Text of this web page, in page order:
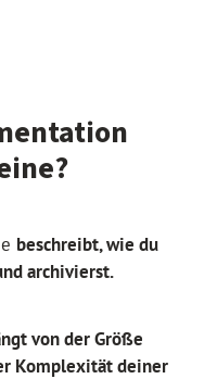
beschreibt, wie du
archivierst.
von der Größe
Komplexität deiner